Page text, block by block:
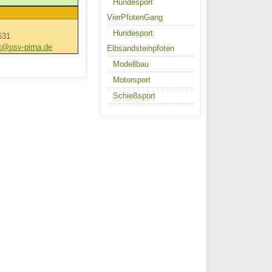
pirna.de
Hundesport
VierPfotenGang
Hundesport
Elbsandsteinpfoten
Modellbau
Motorsport
Schießsport